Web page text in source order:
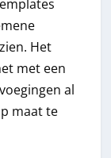
Het
met een
al
maat te